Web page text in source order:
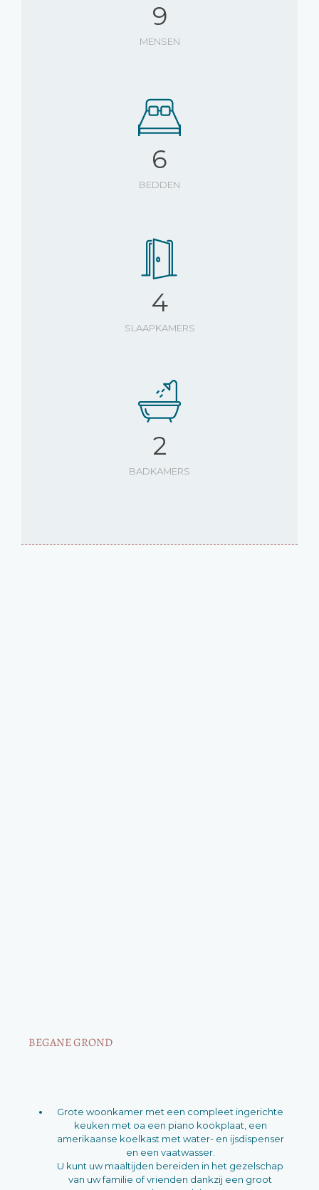
9
MENSEN
6
BEDDEN
4
SLAAPKAMERS
2
BADKAMERS
BEGANE GROND
Grote woonkamer met een compleet ingerichte
keuken met oa een piano kookplaat, een
amerikaanse koelkast met water- en ijsdispenser
en een vaatwasser.
U kunt uw maaltijden bereiden in het gezelschap
van uw familie of vrienden dankzij een groot